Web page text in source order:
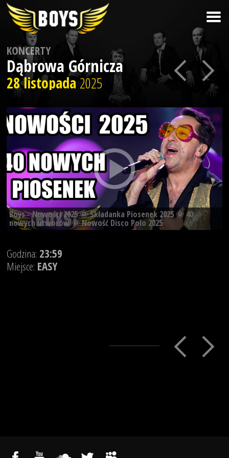
KONCERTY
Dąbrowa Górnicza
28 listopada2025
Boys - Nowości 2025 🌞 Składanka Piosenek 2025 🌞 40
nowych utworów 🌞 Nowość Disco Polo 2025
Godzina: 23:59
Miejsce: EASY